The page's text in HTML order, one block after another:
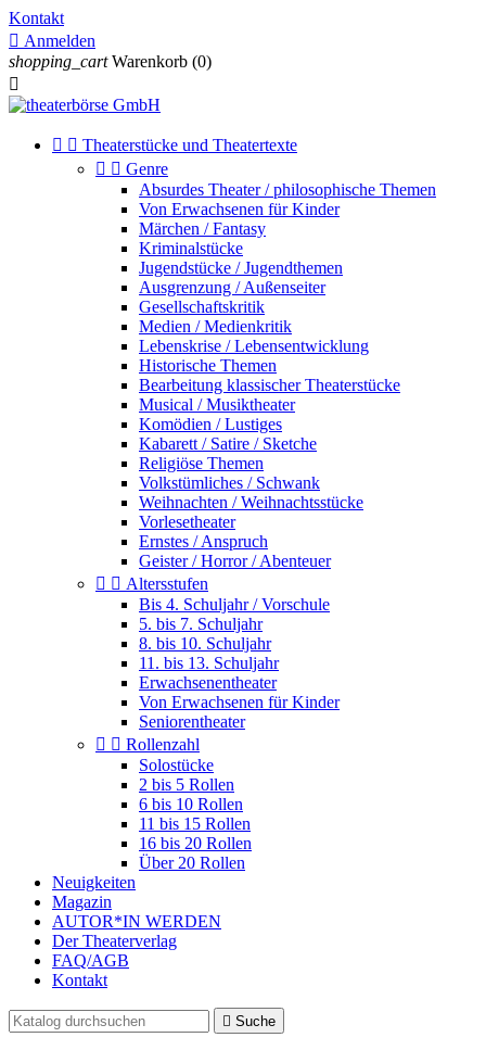
Kontakt
 Anmelden
shopping_cart Warenkorb (0)

  Theaterstücke und Theatertexte
  Genre
Absurdes Theater / philosophische Themen
Von Erwachsenen für Kinder
Märchen / Fantasy
Kriminalstücke
Jugendstücke / Jugendthemen
Ausgrenzung / Außenseiter
Gesellschaftskritik
Medien / Medienkritik
Lebenskrise / Lebensentwicklung
Historische Themen
Bearbeitung klassischer Theaterstücke
Musical / Musiktheater
Komödien / Lustiges
Kabarett / Satire / Sketche
Religiöse Themen
Volkstümliches / Schwank
Weihnachten / Weihnachtsstücke
Vorlesetheater
Ernstes / Anspruch
Geister / Horror / Abenteuer
  Altersstufen
Bis 4. Schuljahr / Vorschule
5. bis 7. Schuljahr
8. bis 10. Schuljahr
11. bis 13. Schuljahr
Erwachsenentheater
Von Erwachsenen für Kinder
Seniorentheater
  Rollenzahl
Solostücke
2 bis 5 Rollen
6 bis 10 Rollen
11 bis 15 Rollen
16 bis 20 Rollen
Über 20 Rollen
Neuigkeiten
Magazin
AUTOR*IN WERDEN
Der Theaterverlag
FAQ/AGB
Kontakt
 Suche